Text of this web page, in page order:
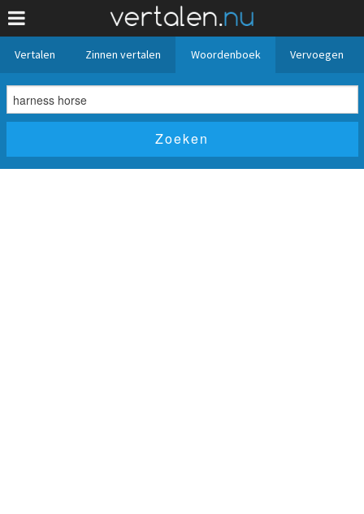
Vertalen Zinnen vertalen Woordenboek Vervoegen